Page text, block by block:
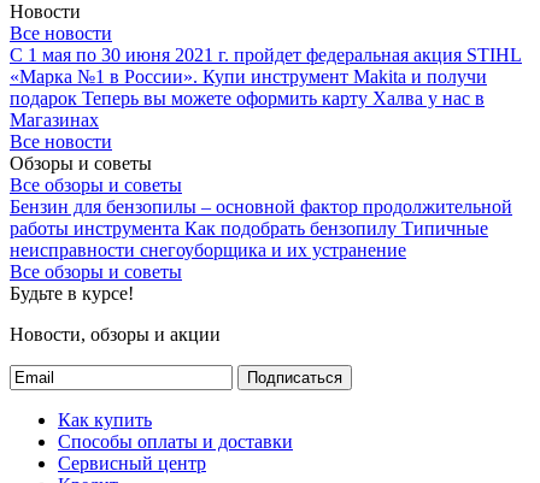
Новости
Все новости
С 1 мая по 30 июня 2021 г. пройдет федеральная акция STIHL
«Марка №1 в России». Купи инструмент Makita и получи
подарок Теперь вы можете оформить карту Халва у нас в
Магазинах
Все новости
Обзоры и советы
Все обзоры и советы
Бензин для бензопилы – основной фактор продолжительной
работы инструмента Как подобрать бензопилу Типичные
неисправности снегоуборщика и их устранение
Все обзоры и советы
Будьте в курсе!
Новости, обзоры и акции
Подписаться
Как купить
Способы оплаты и доставки
Сервисный центр